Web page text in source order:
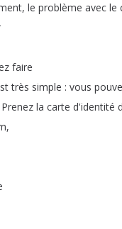
, le problème avec le
faire
très simple : vous
Prenez la carte d'identité
,